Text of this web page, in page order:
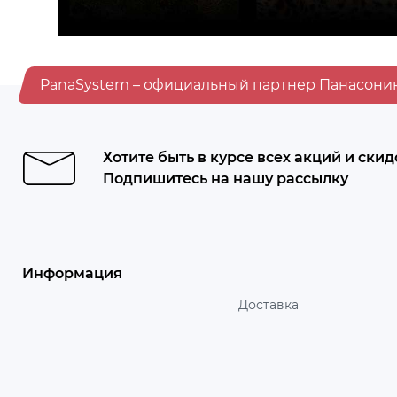
PanaSystem – официальный партнер
Хотите быть в курсе всех акций и
Подпишитесь на нашу рассылку
Информация
Доставка